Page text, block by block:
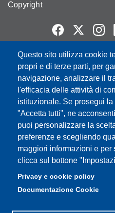
Questo sito utilizza cookie
propri e di terze parti, per
navigazione, analizzare il
l'efficacia delle attività di
istituzionale. Se prosegui
"Accetta tutti", ne
puoi personalizzare la
preferenze e scegliendo
maggiori informazioni e per
clicca sul bottone
Privacy e cookie policy
Documentazione Cookie
Copyright
Partita IVA: 00427620364
e-mail: urp@unimore.it
PEC: primo contatto:
Indirizzo ReGIndE per notifica
direzionelegale@pec.unimore.it
Sede di Modena: Via Università
2056511 - Fax 059 245156
Sede di Reggio Emilia: Viale A.
Emilia, Tel. 0522 523041 - Fax